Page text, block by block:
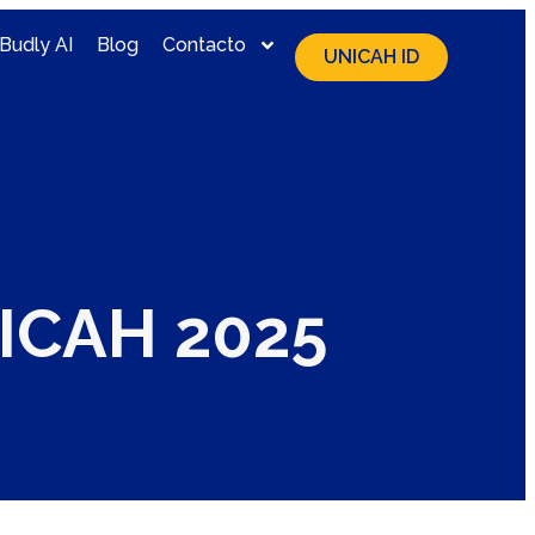
Budly AI Blog
Contacto
UNICAH ID
2025